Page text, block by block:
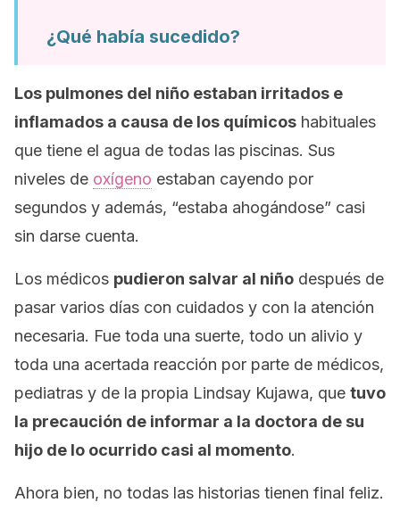
¿Qué había sucedido?
Los pulmones del niño estaban irritados e
inflamados a causa de los químicos habituales
que tiene el agua de todas las piscinas. Sus
niveles de oxígeno estaban cayendo por
segundos y además, “estaba ahogándose” casi
sin darse cuenta.
Los médicos pudieron salvar al niño después de
pasar varios días con cuidados y con la atención
necesaria. Fue toda una suerte, todo un alivio y
toda una acertada reacción por parte de médicos,
pediatras y de la propia Lindsay Kujawa, que tuvo
la precaución de informar a la doctora de su
hijo de lo ocurrido casi al momento.
Ahora bien, no todas las historias tienen final feliz.